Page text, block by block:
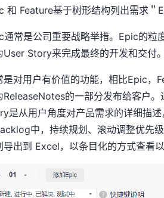
和 Feature基于树形结构列出需求
通常是公司重要战略举措。Epic的粒
User Story来完成最终的开发和交付
是对用户有价值的功能，相比Epic，
ReleaseNotes的一部分发布给客户
是从用户角度对产品需求的详细描
中，持续规划、滚动调整优先
导出到 Excel，以条目化的方式查看